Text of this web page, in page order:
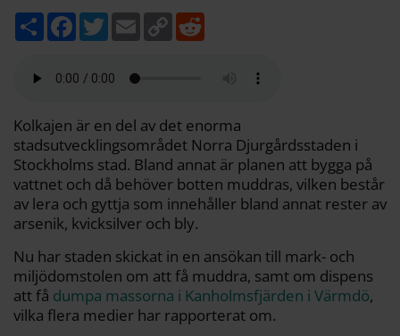
D
e
F
c
b
k
T
w
t
E
m
a
C
o
p
k
Kolkajen är en del av det enorma
stadsutvecklingsområdet Norra Djurgårdsstaden i
Stockholms stad. Bland annat är planen att bygga på
vattnet och då behöver botten muddras, vilken består
av lera och gyttja som innehåller bland annat rester av
arsenik, kvicksilver och bly.
Nu har staden skickat in en ansökan till mark- och
miljödomstolen om att få muddra, samt om dispens
att få dumpa massorna i Kanholmsfjärden i Värmdö,
vilka flera medier har rapporterat om.